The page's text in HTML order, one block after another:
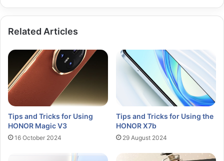
Related Articles
Tips and Tricks for Using
HONOR Magic V3
16 October 2024
Tips and Tricks for Using the
HONOR X7b
29 August 2024